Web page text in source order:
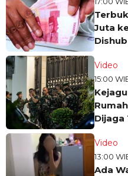
Juta
Video
15:00
Dijaga
Video
13:00
Ada